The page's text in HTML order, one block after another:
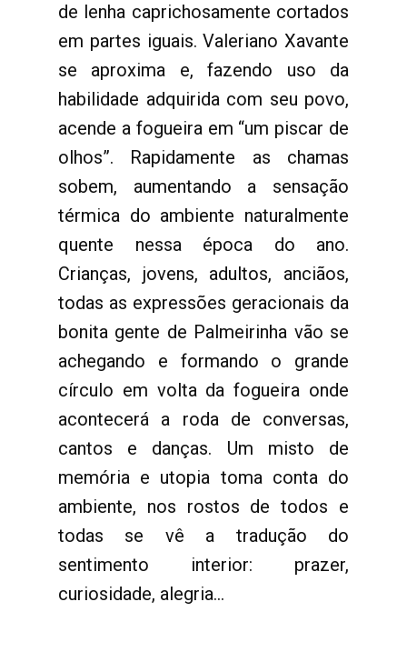
de lenha caprichosamente cortados
em partes iguais. Valeriano Xavante
se aproxima e, fazendo uso da
habilidade adquirida com seu povo,
acende a fogueira em “um piscar de
olhos”. Rapidamente as chamas
sobem, aumentando a sensação
térmica do ambiente naturalmente
quente nessa época do ano.
Crianças, jovens, adultos, anciãos,
todas as expressões geracionais da
bonita gente de Palmeirinha vão se
achegando e formando o grande
círculo em volta da fogueira onde
acontecerá a roda de conversas,
cantos e danças. Um misto de
memória e utopia toma conta do
ambiente, nos rostos de todos e
todas se vê a tradução do
sentimento interior: prazer,
curiosidade, alegria...